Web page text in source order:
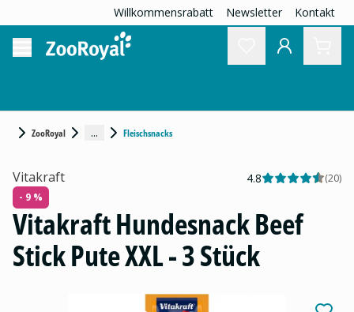
Willkommensrabatt Newsletter Kontakt
ZooRoyal ... Fleischsnacks
Vitakraft 4.8 (20)
- 9 %
Vitakraft Hundesnack Beef
Stick Pute XXL - 3 Stück